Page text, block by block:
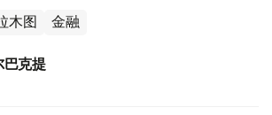
木图 金融
巴克提